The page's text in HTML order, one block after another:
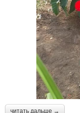
читать дальше →